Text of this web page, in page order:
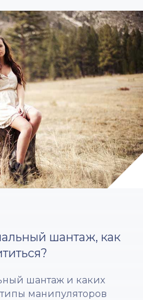
шантаж, как
шантаж и каких
манипуляторов